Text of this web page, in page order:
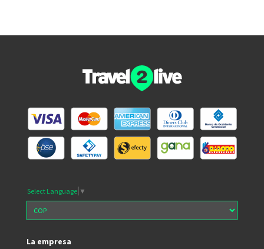
Select Language ▼
La empresa